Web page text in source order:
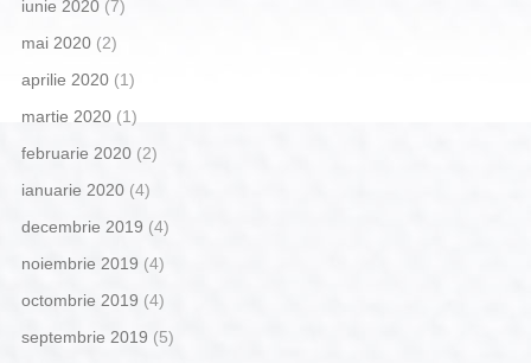
iunie 2020(7)
mai 2020(2)
aprilie 2020(1)
martie 2020(1)
februarie 2020(2)
ianuarie 2020(4)
decembrie 2019 (4)
noiembrie 2019 (4)
octombrie 2019 (4)
septembrie 2019 (5)